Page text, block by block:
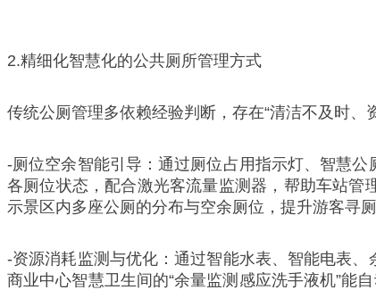
2.精细化智慧化的公共厕所管理方式
传统公厕管理多依赖经验判断，存在“清洁不及时、
-厕位空余智能引导：通过厕位占用指示灯、智慧
各厕位状态，配合激光客流量监测器，帮助车站管
示景区内多座公厕的分布与空余厕位，提升游客寻厕
-资源消耗监测与优化：通过智能水表、智能电表
商业中心智慧卫生间的“余量监测感应洗手液机”能